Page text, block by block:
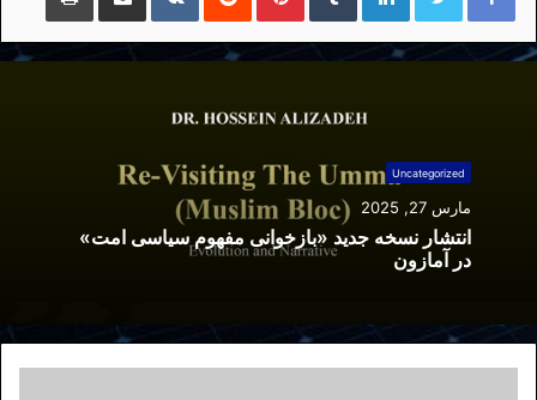
Uncategorized
مارس 27, 2025
انتشار نسخه جدید «بازخوانی مفهوم سیاسی امت»
در آمازون